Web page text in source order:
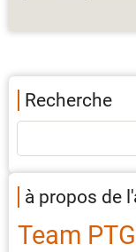
Recherche
à propos de
Team